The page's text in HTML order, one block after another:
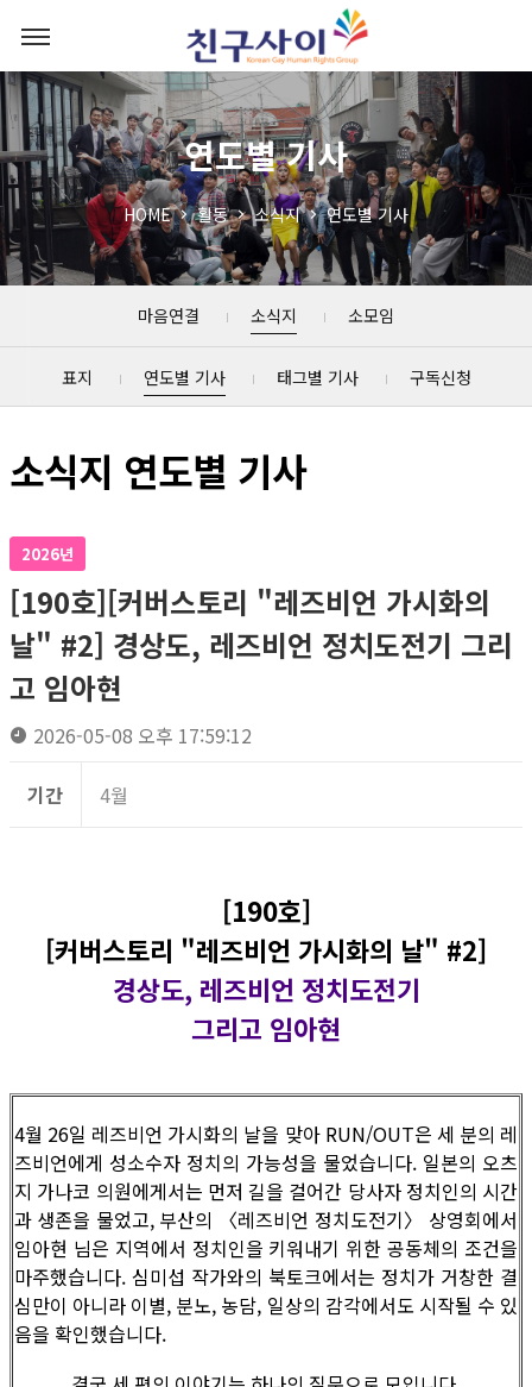
연도별 기사
HOME 활동 소식지 연도별 기사
마음연결 소식지 소모임
표지 연도별 기사 태그별 기사 구독신청
소식지 연도별 기사
2026년
[190호][커버스토리 "레즈비언 가시화의
날" #2] 경상도, 레즈비언 정치도전기 그리
고 임아현
2026-05-08 오후 17:59:12
기간 4월
[190호]
[커버스토리 "레즈비언 가시화의 날" #2]
경상도, 레즈비언 정치도전기
그리고 임아현
4월 26일 레즈비언 가시화의 날을 맞아 RUN/OUT은 세 분의 레
즈비언에게 성소수자 정치의 가능성을 물었습니다. 일본의 오츠
지 가나코 의원에게서는 먼저 길을 걸어간 당사자 정치인의 시간
과 생존을 물었고, 부산의 〈레즈비언 정치도전기〉 상영회에서
임아현 님은 지역에서 정치인을 키워내기 위한 공동체의 조건을
마주했습니다. 심미섭 작가와의 북토크에서는 정치가 거창한 결
심만이 아니라 이별, 분노, 농담, 일상의 감각에서도 시작될 수 있
음을 확인했습니다.